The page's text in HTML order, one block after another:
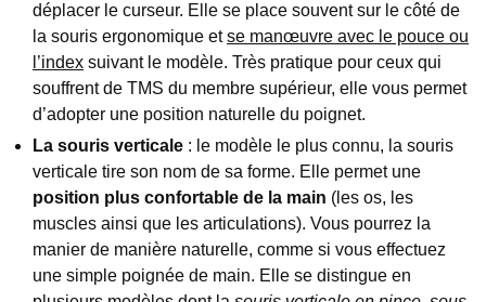
déplacer le curseur. Elle se place souvent sur le côté de
la souris ergonomique etse manœuvre avec le pouce ou
l’index suivant le modèle. Très pratique pour ceux qui
souffrent de TMS du membre supérieur, elle vous permet
d’adopter une position naturelle du poignet.
La souris verticale : le modèle le plus connu, la souris
verticale tire son nom de sa forme. Elle permet une
position plus confortable de la main (les os, les
muscles ainsi que les articulations). Vous pourrez la
manier de manière naturelle, comme si vous effectuez
une simple poignée de main. Elle se distingue en